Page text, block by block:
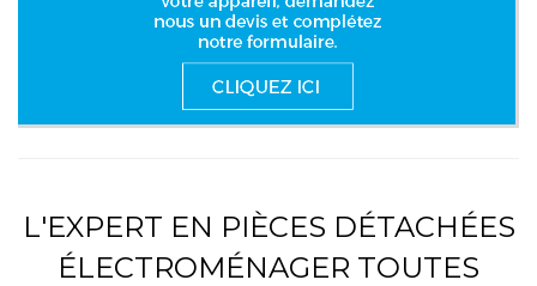
L'EXPERT EN PIÈCES DÉTACHÉES
ÉLECTROMÉNAGER TOUTES